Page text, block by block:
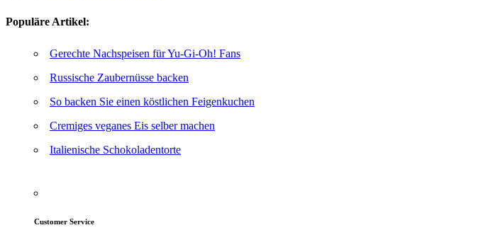
Populäre Artikel:
Gerechte Nachspeisen für Yu-Gi-Oh! Fans
Russische Zaubernüsse backen
So backen Sie einen köstlichen Feigenkuchen
Cremiges veganes Eis selber machen
Italienische Schokoladentorte
Customer Service